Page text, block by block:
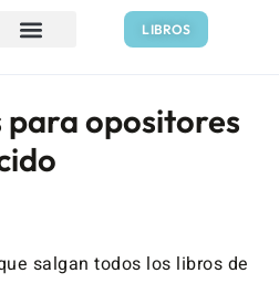
LIBROS
para opositores
salgan todos los libros de